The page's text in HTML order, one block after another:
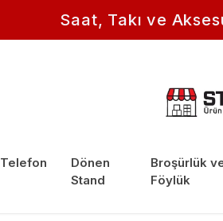
Saat, Takı ve
Telefon
Dönen
Stand
Broşürlük
Föylük